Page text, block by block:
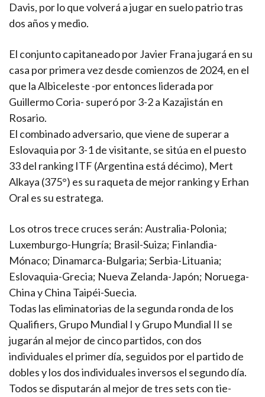
Davis, por lo que volverá a jugar en suelo patrio tras
dos años y medio.
El conjunto capitaneado por Javier Frana jugará en su
casa por primera vez desde comienzos de 2024, en el
que la Albiceleste -por entonces liderada por
Guillermo Coria- superó por 3-2 a Kazajistán en
Rosario.
El combinado adversario, que viene de superar a
Eslovaquia por 3-1 de visitante, se sitúa en el puesto
33 del ranking ITF (Argentina está décimo), Mert
Alkaya (375°) es su raqueta de mejor ranking y Erhan
Oral es su estratega.
Los otros trece cruces serán: Australia-Polonia;
Luxemburgo-Hungría; Brasil-Suiza; Finlandia-
Mónaco; Dinamarca-Bulgaria; Serbia-Lituania;
Eslovaquia-Grecia; Nueva Zelanda-Japón; Noruega-
China y China Taipéi-Suecia.
Todas las eliminatorias de la segunda ronda de los
Qualifiers, Grupo Mundial I y Grupo Mundial II se
jugarán al mejor de cinco partidos, con dos
individuales el primer día, seguidos por el partido de
dobles y los dos individuales inversos el segundo día.
Todos se disputarán al mejor de tres sets con tie-